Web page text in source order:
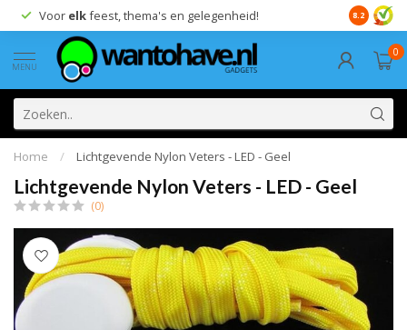
Voor elkfeest, thema's en gelegenheid! 8.2
MENU
0
Home / Lichtgevende Nylon Veters - LED - Geel
Lichtgevende Nylon Veters - LED - Geel
(0)